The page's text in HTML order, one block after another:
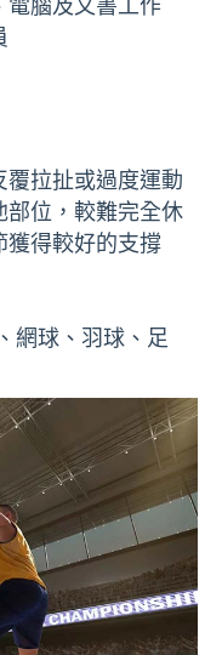
電腦及文書工作
拉扯或過度運動
部位，較難完全休
獲得較好的支撐
網球、羽球、足